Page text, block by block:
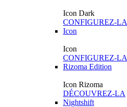
Icon Dark
CONFIGUREZ-LA
Icon
Icon
CONFIGUREZ-LA
Rizoma Edition
Icon Rizoma
DÉCOUVREZ-LA
Nightshift